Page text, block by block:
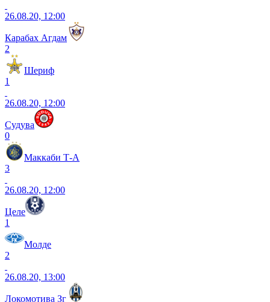
26.08.20, 12:00
Карабах Агдам
2
Шериф
1
26.08.20, 12:00
Судува
0
Маккаби Т-А
3
26.08.20, 12:00
Целе
1
Молде
2
26.08.20, 13:00
Локомотива Зг